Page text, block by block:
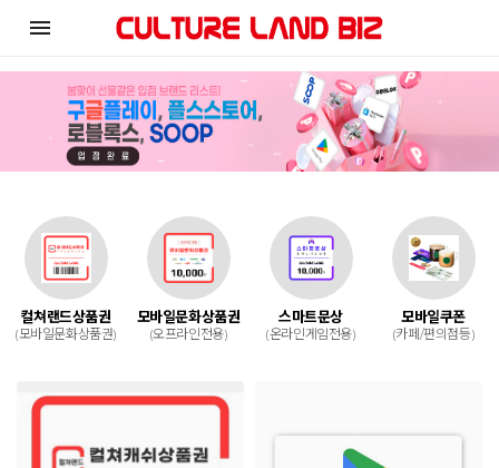
menu
컬쳐랜드상품권
(모바일문화상품권)
모바일문화상품권
(오프라인전용)
스마트문상
(온라인게임전용)
모바일쿠폰
(카페/편의점등)